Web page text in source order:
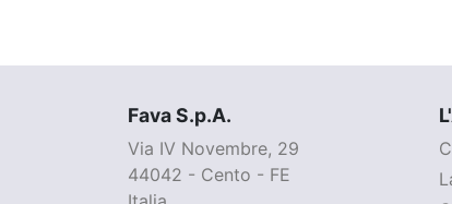
Fava S.p.A.
Via IV Novembre, 29
44042 - Cento - FE